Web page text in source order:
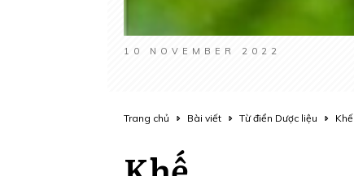
10 NOVEMBER 2022
Trang chủ Bài viết Từ điển Dược liệu Khế